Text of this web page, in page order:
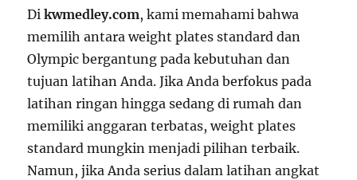
Dikwmedley.com, kami memahami bahwa
memilih antara weight plates standard dan
Olympic bergantung pada kebutuhan dan
tujuan latihan Anda. Jika Anda berfokus pada
latihan ringan hingga sedang di rumah dan
memiliki anggaran terbatas, weight plates
standard mungkin menjadi pilihan terbaik.
Namun, jika Anda serius dalam latihan angkat